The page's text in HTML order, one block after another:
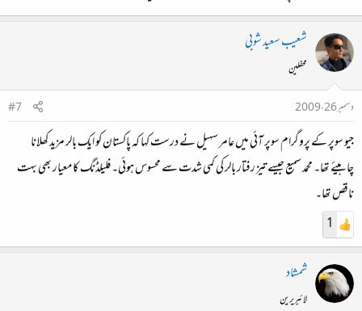
شعیب سعید شوبی
محفلین
دسمبر 26، 2009
#7
جیو سوپر کے پروگرام سوپر آئی میں عامر سہیل نے درست کہا کہ پاکستان کو ایک بالر مزید کھلانا
چاہیئے تھا۔ محمد سمیع جیسے تیز رفتار بالر کی کمی شدت سے محسوس ہوئی۔ فلیلڈنگ کا معیار بھی بہت
ناقص تھا۔
1
شمشاد
لائبریرین